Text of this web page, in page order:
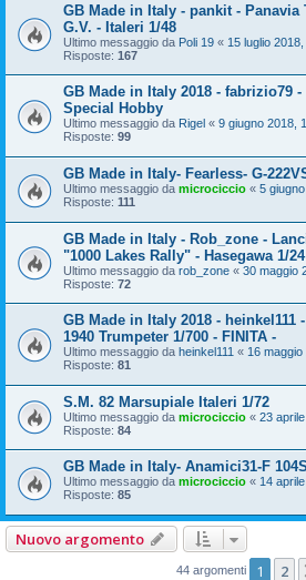
GB Made in Italy - pankit - Panavia
G.V. - Italeri 1/48
Ultimo messaggio da Poli 19 « 15 luglio
Risposte: 167
GB Made in Italy 2018 - fabrizio79
Special Hobby
Ultimo messaggio da Rigel « 9 giugno 2018,
Risposte: 99
GB Made in Italy- Fearless- G-
Ultimo messaggio da microciccio « 5
Risposte: 111
GB Made in Italy - Rob_zone -
"1000 Lakes Rally" - Hasegawa 1/24
Ultimo messaggio da rob_zone « 30 maggio
Risposte: 72
GB Made in Italy 2018 - heinkel111
1940 Trumpeter 1/700 - FINITA -
Ultimo messaggio da heinkel111 « 16
Risposte: 81
S.M. 82 Marsupiale Italeri 1/72
Ultimo messaggio da microciccio « 23
Risposte: 84
GB Made in Italy- Anamici31-F
Ultimo messaggio da microciccio « 14
Risposte: 85
Nuovo argomento
44 argomenti 1 2